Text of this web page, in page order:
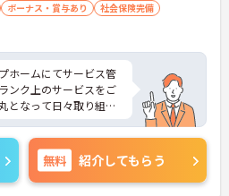
ボーナス・賞与あり
社会保険完備
ホームにてサービス管
ンク上のサービスをご
となって日々取り組ん
ポイントなど、さらに
気軽にご相談くださ
無料 紹介してもらう